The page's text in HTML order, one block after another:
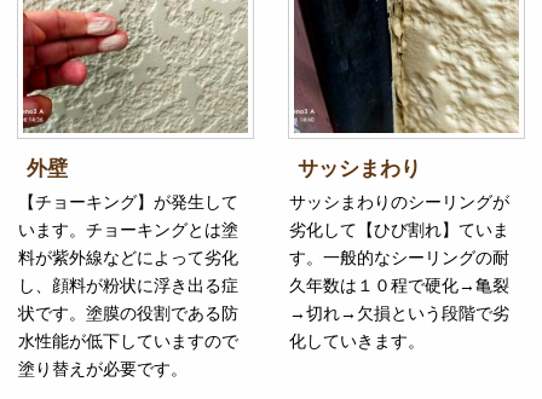
外壁
【チョーキング】が発生して
います。チョーキングとは塗
料が紫外線などによって劣化
し、顔料が粉状に浮き出る症
状です。塗膜の役割である防
水性能が低下していますので
塗り替えが必要です。
サッシまわり
サッシまわりのシーリングが
劣化して【ひび割れ】ていま
す。一般的なシーリングの耐
久年数は１０程で硬化→亀裂
→切れ→欠損という段階で劣
化していきます。